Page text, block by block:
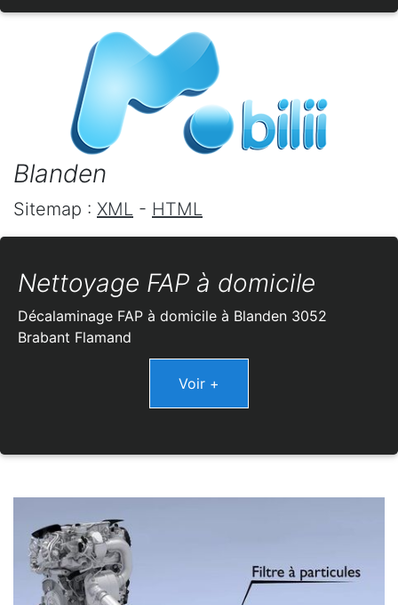
Blanden
Sitemap : XML - HTML
Nettoyage FAP à domicile
Décalaminage FAP à domicile à Blanden 3052
Brabant Flamand
Voir +